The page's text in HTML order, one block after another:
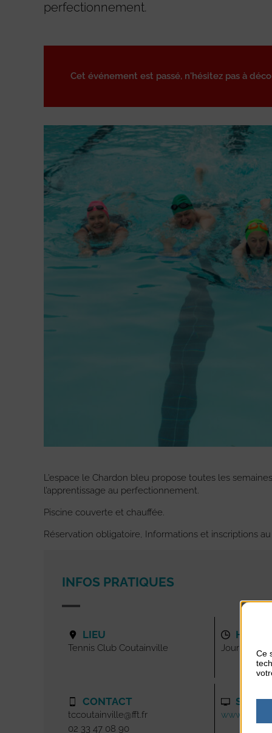
perfectionnement.
Cet événement est passé, n'hésitez pas à
L’espace le Chardon bleu propose toutes les
l’apprentissage au perfectionnement.
Piscine couverte et chauffée.
Réservation obligatoire, Informations et inscriptions
INFOS PRATIQUES
LIEU
Tennis Club Coutainville
CONTACT
tccoutainville@fft.fr
02 33 47 08 90
Journée
SITE
Ce